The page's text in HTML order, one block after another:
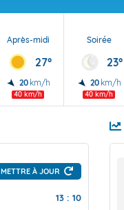
Après-midi
27°
20 km/h
40 km/h
Soirée
23°
20 km/h
40 km/h
METTRE À JOUR
13 : 10